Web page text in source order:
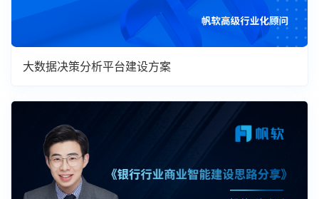
大数据决策分析平台建设方案